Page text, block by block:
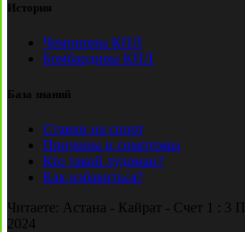
История
Чемпионы КПЛ
Бомбардиры КПЛ
База знаний
Ставки на спорт
Причины и симптомы
Кто такой лудоман?
Как избавиться?
Читаете: Астана - Кайрат - Счет 1 : 3
2024